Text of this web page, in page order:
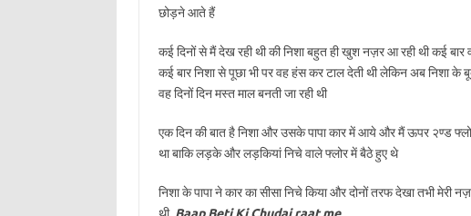
छोड़ने आते हैं
कई दिनों से मैं देख रही थी की निशा बहुत ही खुश नज़र आ रही थी कई
कई बार निशा से पूछा भी पर वह हंस कर टाल देती थी लेकिन अब निशा के
वह दिनों दिन मस्त माल बनती जा रही थी
एक दिन की बात है निशा और उसके पापा कार में आये और मैं ऊपर २ण्ड
था बाकि लड़के और लड़कियां निचे वाले फ्लोर में बैठे हुए थे
निशा के पापा ने कार का सीसा निचे किया और दोनों तरफ देखा तभी मेरी